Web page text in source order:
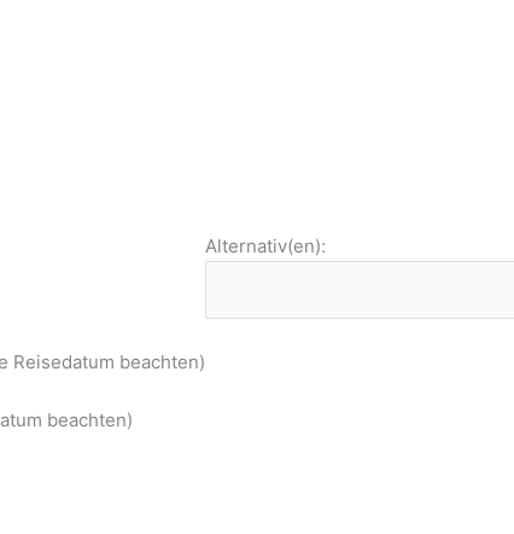
Alternativ(en):
Reisedatum beachten)
beachten)